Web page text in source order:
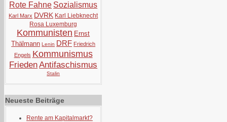
Rote Fahne Sozialismus
Karl Marx DVRK Karl Liebknecht
Rosa Luxemburg
Kommunisten Ernst
Thälmann Lenin DRF Friedrich
Engels Kommunismus
FriedenAntifaschismus
Stalin
Neueste Beiträge
Rente am Kapitalmarkt?